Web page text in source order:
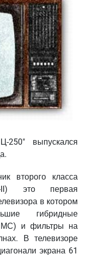
250" выпускался
второго класса
II) это первая
в котором
гибридные
и фильтры на
В телевизоре
экрана 61